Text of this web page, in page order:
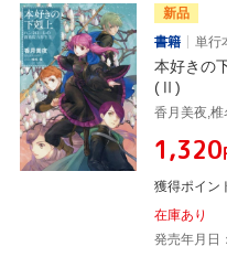
新品
書籍
単行
本好きの
(Ⅱ)
香月美夜,椎
¥1,320
獲得ポイン
在庫あり
発売年月日